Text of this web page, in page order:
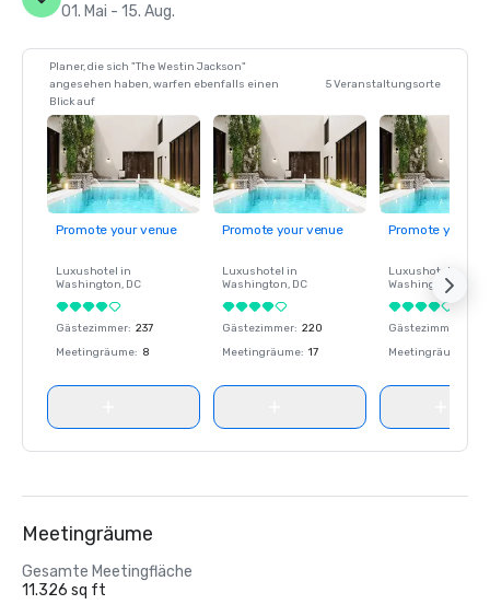
01. Mai - 15. Aug.
Planer, die sich "The Westin Jackson"
angesehen haben, warfen ebenfalls einen
Blick auf
5 Veranstaltungsorte
Promote your venue
Luxushotel in
Washington, DC
Gästezimmer: 237
Meetingräume: 8
Promote your venue
Luxushotel in
Washington, DC
Gästezimmer: 220
Meetingräume: 17
Promote your
Luxushotel in
Washington
Gästezimmer
Meetingräume
Meetingräume
Gesamte Meetingfläche
11.326 sq ft